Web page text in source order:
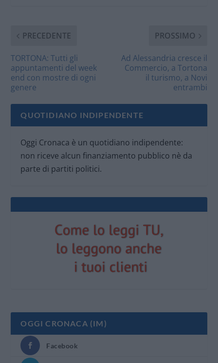
PRECEDENTE
TORTONA: Tutti gli
appuntamenti del week
end con mostre di ogni
genere
PROSSIMO
Ad Alessandria cresce il
Commercio, a Tortona
il turismo, a Novi
entrambi
QUOTIDIANO INDIPENDENTE
Oggi Cronaca è un quotidiano indipendente:
non riceve alcun finanziamento pubblico nè da
parte di partiti politici.
OGGI CRONACA (IM)
Facebook